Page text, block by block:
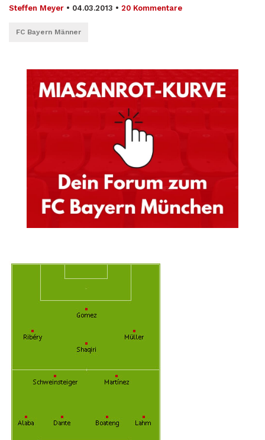
Steffen Meyer • 04.03.2013 • 20 Kommentare
FC Bayern Männer